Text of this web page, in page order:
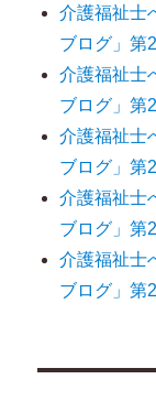
介護福祉士
ブログ」第
介護福祉士
ブログ」第
介護福祉士
ブログ」第
介護福祉士
ブログ」第
介護福祉士
ブログ」第